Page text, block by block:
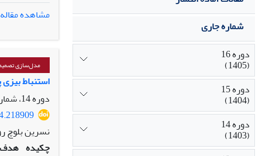
استفاده
به معیارهای
می‌تواند
مشاهده مقاله
مدل‌سازی
استنباط
دوره 14، شماره 2، تابستان 1403، صفحه
نسرین بلوچ
چکیده
شماره جاری
دوره 16
(1405)
دوره 15
(1404)
دوره 14
(1403)